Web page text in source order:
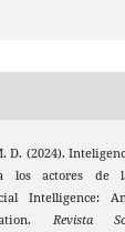
D. (2024).
los actores de
Intelligence:
Revista